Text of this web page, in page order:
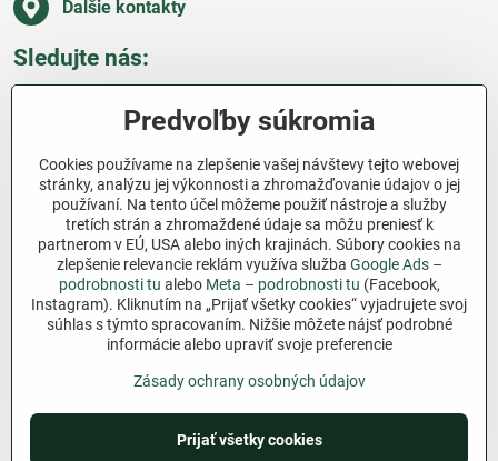
Ďalšie kontakty
Sledujte nás:
Všetko o nákupe
Ďakujeme za podporu
Sme slovenský e-shop bez dotácií​. Fungujeme len
vďaka vám – ľuďom, ktorí veria v poctivú prácu a
lásku k pôde​. Každý nákup na Jutro​.sk nám pomáha
pokračovať v tom, čo má zmysel – pomáhať
záhradkárom zadarmo a srdcom​.
©2026Copyright
Predvoľby súkromiaZásady ochrany osobných údajov
Predvoľby súkromia
Cookies používame na zlepšenie vašej návštevy tejto webovej
stránky, analýzu jej výkonnosti a zhromažďovanie údajov o jej
používaní. Na tento účel môžeme použiť nástroje a služby
tretích strán a zhromaždené údaje sa môžu preniesť k
partnerom v EÚ, USA alebo iných krajinách. Súbory cookies na
zlepšenie relevancie reklám využíva služba Google Ads –
podrobnosti tu alebo Meta – podrobnosti tu (Facebook,
Instagram). Kliknutím na „Prijať všetky cookies“ vyjadrujete svoj
súhlas s týmto spracovaním. Nižšie môžete nájsť podrobné
informácie alebo upraviť svoje preferencie
Zásady ochrany osobných údajov
Prijať všetky cookies